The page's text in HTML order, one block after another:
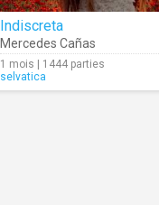
Indiscreta
Mercedes Cañas
1 mois | 1444 parties
selvatica